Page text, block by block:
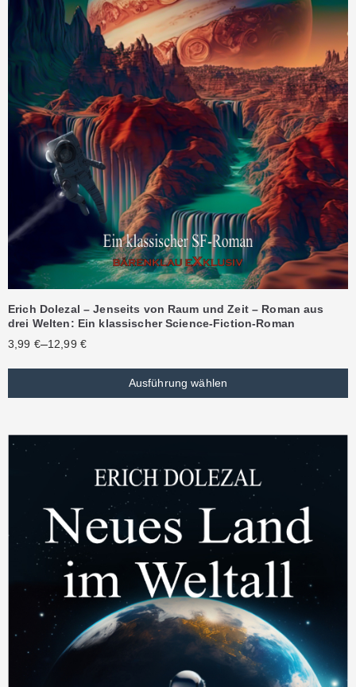
Erich Dolezal – Jenseits von Raum und Zeit – Roman aus
drei Welten: Ein klassischer Science-Fiction-Roman
3,99 €–12,99 €
Ausführung wählen